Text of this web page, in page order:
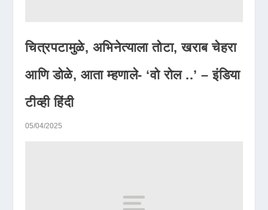
चित्रपटामुळे, अभिनेत्याला तोटा, खराब चेहरा
आणि डोळे, आता म्हणाले- ‘वो रोल ..’ – इंडिया
टीव्ही हिंदी
05/04/2025